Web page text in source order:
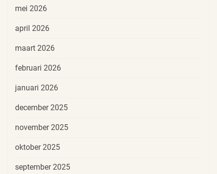
mei 2026
april 2026
maart 2026
februari 2026
januari 2026
december 2025
november 2025
oktober 2025
september 2025